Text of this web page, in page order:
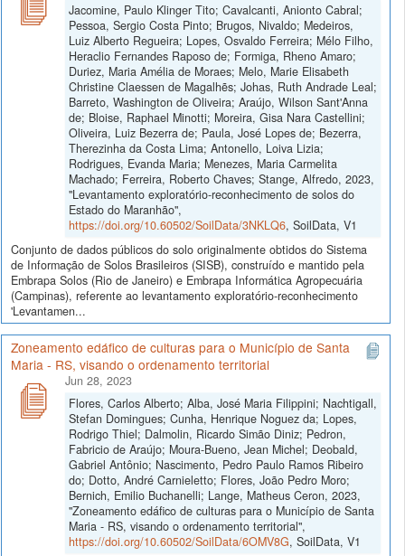
Jacomine, Paulo Klinger Tito; Cavalcanti, Anionto Cabral;
Pessoa, Sergio Costa Pinto; Brugos, Nivaldo; Medeiros,
Luiz Alberto Regueira; Lopes, Osvaldo Ferreira; Mélo Filho,
Heraclio Fernandes Raposo de; Formiga, Rheno Amaro;
Duriez, Maria Amélia de Moraes; Melo, Marie Elisabeth
Christine Claessen de Magalhẽs; Johas, Ruth Andrade Leal;
Barreto, Washington de Oliveira; Araújo, Wilson Sant'Anna
de; Bloise, Raphael Minotti; Moreira, Gisa Nara Castellini;
Oliveira, Luiz Bezerra de; Paula, José Lopes de; Bezerra,
Therezinha da Costa Lima; Antonello, Loiva Lizia;
Rodrigues, Evanda Maria; Menezes, Maria Carmelita
Machado; Ferreira, Roberto Chaves; Stange, Alfredo, 2023,
"Levantamento exploratório-reconhecimento de solos do
Estado do Maranhão",
https://doi.org/10.60502/SoilData/3NKLQ6, SoilData, V1
Conjunto de dados públicos do solo originalmente obtidos do Sistema
de Informação de Solos Brasileiros (SISB), construído e mantido pela
Embrapa Solos (Rio de Janeiro) e Embrapa Informática Agropecuária
(Campinas), referente ao levantamento exploratório-reconhecimento
'Levantamen...
Zoneamento edáfico de culturas para o Município de Santa
Maria - RS, visando o ordenamento territorial
Jun 28, 2023
Flores, Carlos Alberto; Alba, José Maria Filippini; Nachtigall,
Stefan Domingues; Cunha, Henrique Noguez da; Lopes,
Rodrigo Thiel; Dalmolin, Ricardo Simão Diniz; Pedron,
Fabricio de Araújo; Moura-Bueno, Jean Michel; Deobald,
Gabriel Antônio; Nascimento, Pedro Paulo Ramos Ribeiro
do; Dotto, André Carnieletto; Flores, João Pedro Moro;
Bernich, Emilio Buchanelli; Lange, Matheus Ceron, 2023,
"Zoneamento edáfico de culturas para o Município de Santa
Maria - RS, visando o ordenamento territorial",
https://doi.org/10.60502/SoilData/6OMV8G, SoilData, V1